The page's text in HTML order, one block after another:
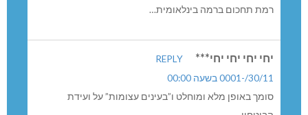
רמת תחכום ברמה בינלאומית…
יחי יחי יחי יחי***
REPLY
30/11/-0001 בשעה 00:00
סומך באופן מלא ומוחלט ו”בעינים עצומות” על ועידת